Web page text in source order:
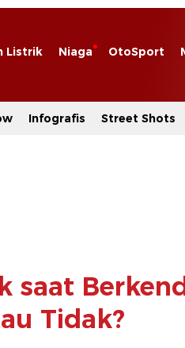
Listrik Niaga OtoSport
Infografis Street Shots
saat
Tidak?